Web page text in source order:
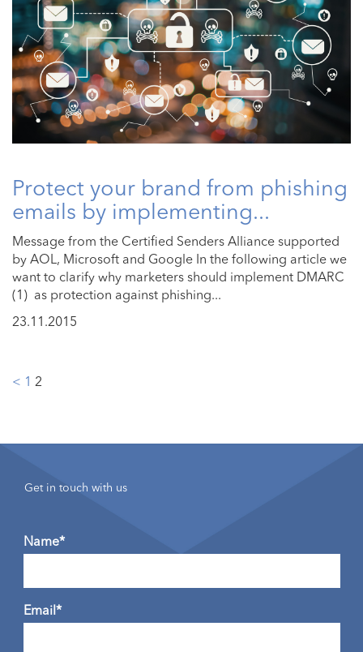
Protect your brand from phishing
emails by implementing...
Message from the Certified Senders Alliance supported
by AOL, Microsoft and Google In the following article we
want to clarify why marketers should implement DMARC
(1) as protection against phishing...
23.11.2015
Posts
< 1 2
Get in touch with us
Name*
Email*